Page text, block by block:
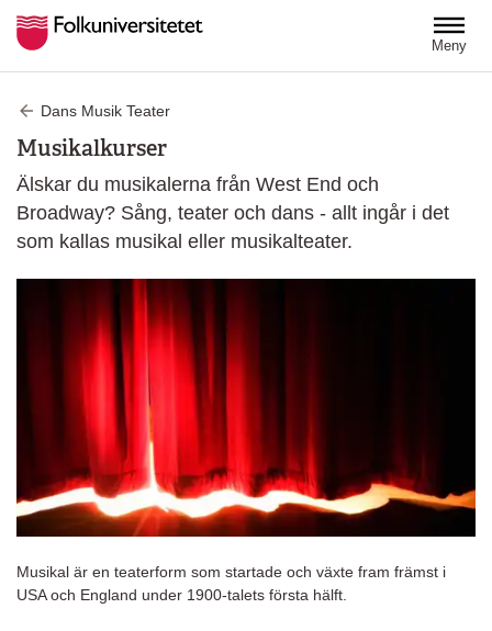
Meny
Dans Musik Teater
Musikalkurser
Älskar du musikalerna från West End och
Broadway? Sång, teater och dans - allt ingår i det
som kallas musikal eller musikalteater.
Musikal är en teaterform som startade och växte fram främst i
USA och England under 1900-talets första hälft.